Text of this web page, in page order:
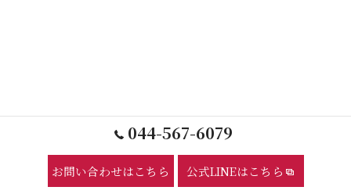
044-567-6079
お問い合わせはこちら 公式LINEはこちら